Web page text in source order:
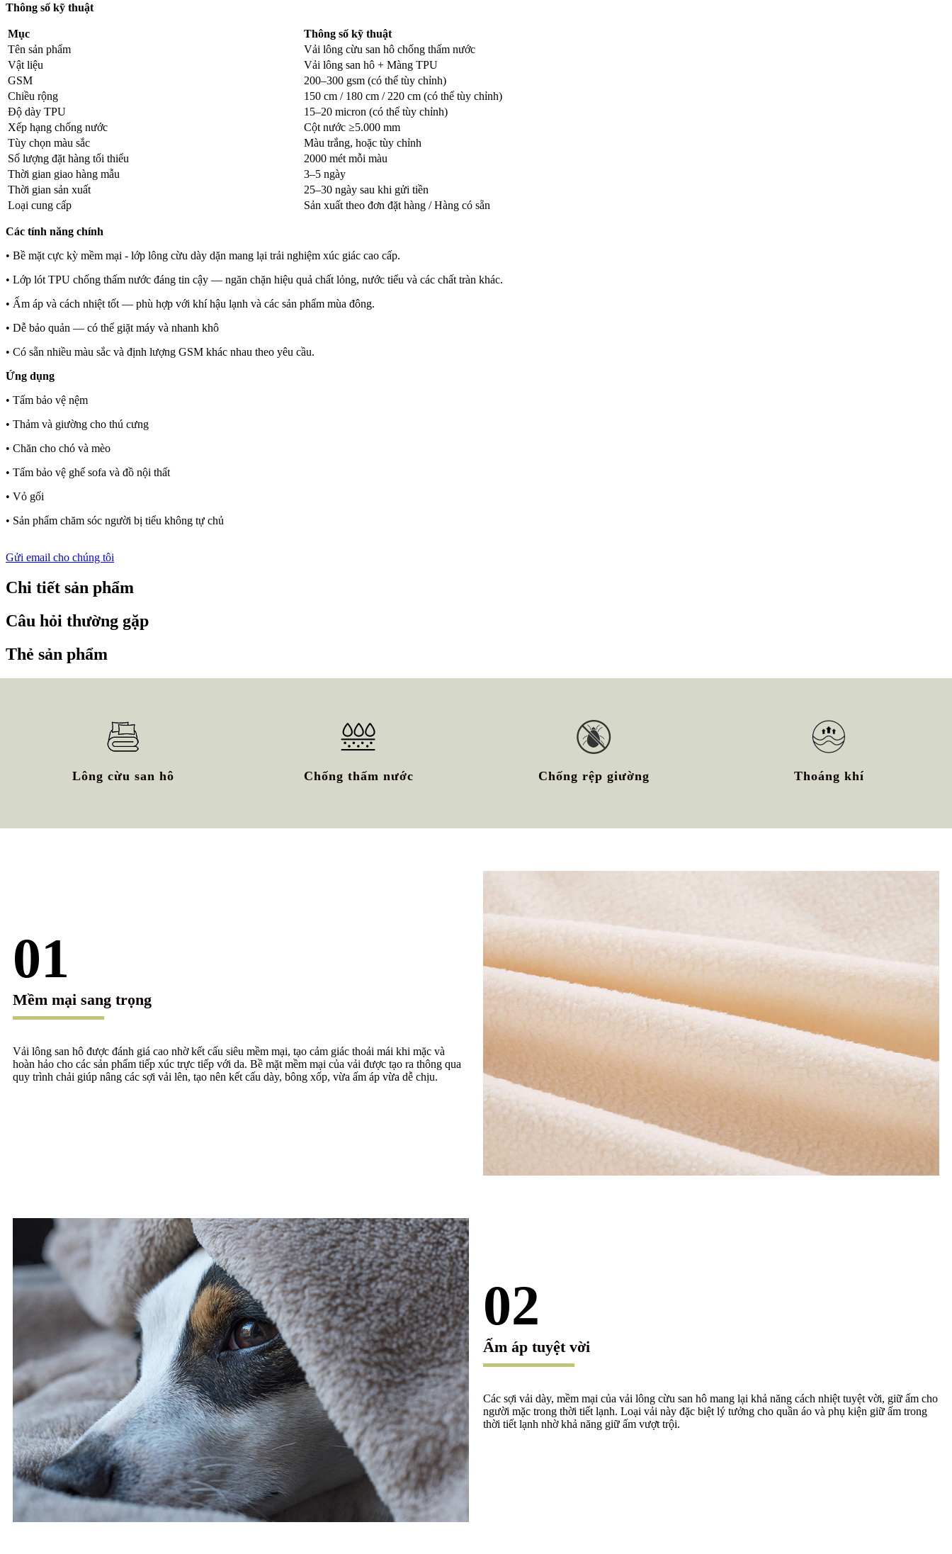
Thông số kỹ thuật
Mục
Thông số kỹ thuật
Tên sản phẩm
Vải lông cừu san hô chống thấm nước
Vật liệu
Vải lông san hô + Màng TPU
GSM
200–300 gsm (có thể tùy chỉnh)
Chiều rộng
150 cm / 180 cm / 220 cm (có thể tùy chỉnh)
Độ dày TPU
15–20 micron (có thể tùy chỉnh)
Xếp hạng chống nước
Cột nước ≥5.000 mm
Tùy chọn màu sắc
Màu trắng, hoặc tùy chỉnh
Số lượng đặt hàng tối thiểu
2000 mét mỗi màu
Thời gian giao hàng mẫu
3–5 ngày
Thời gian sản xuất
25–30 ngày sau khi gửi tiền
Loại cung cấp
Sản xuất theo đơn đặt hàng / Hàng có sẵn
Các tính năng chính
• Bề mặt cực kỳ mềm mại - lớp lông cừu dày dặn mang lại trải nghiệm xúc giác cao cấp.
• Lớp lót TPU chống thấm nước đáng tin cậy — ngăn chặn hiệu quả chất lỏng, nước tiểu và các chất tràn khác.
• Ấm áp và cách nhiệt tốt — phù hợp với khí hậu lạnh và các sản phẩm mùa đông.
• Dễ bảo quản — có thể giặt máy và nhanh khô
• Có sẵn nhiều màu sắc và định lượng GSM khác nhau theo yêu cầu.
Ứng dụng
• Tấm bảo vệ nệm
• Thảm và giường cho thú cưng
• Chăn cho chó và mèo
• Tấm bảo vệ ghế sofa và đồ nội thất
• Vỏ gối
• Sản phẩm chăm sóc người bị tiểu không tự chủ
Gửi email cho chúng tôi
Chi tiết sản phẩm
Câu hỏi thường gặp
Thẻ sản phẩm
Lông cừu san hô Chống thấm nước Chống rệp giường Thoáng khí
01
Mềm mại sang trọng
Vải lông san hô được đánh giá cao nhờ kết cấu siêu mềm mại, tạo cảm giác thoải mái khi mặc và
hoàn hảo cho các sản phẩm tiếp xúc trực tiếp với da. Bề mặt mềm mại của vải được tạo ra thông qua
quy trình chải giúp nâng các sợi vải lên, tạo nên kết cấu dày, bông xốp, vừa ấm áp vừa dễ chịu.
02
Ấm áp tuyệt vời
Các sợi vải dày, mềm mại của vải lông cừu san hô mang lại khả năng cách nhiệt tuyệt vời, giữ ấm cho
người mặc trong thời tiết lạnh. Loại vải này đặc biệt lý tưởng cho quần áo và phụ kiện giữ ấm trong
thời tiết lạnh nhờ khả năng giữ ấm vượt trội.